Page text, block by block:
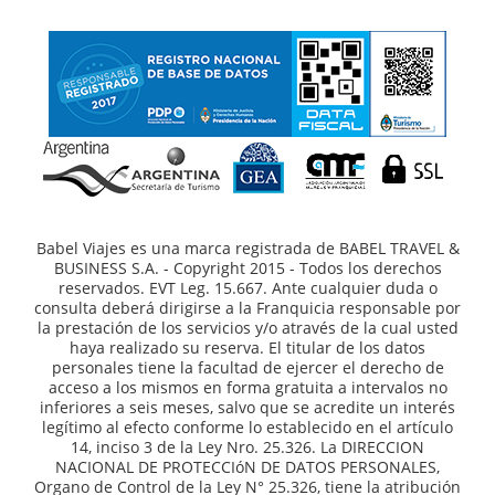
Babel Viajes es una marca registrada de BABEL TRAVEL &
BUSINESS S.A. - Copyright 2015 - Todos los derechos
reservados. EVT Leg. 15.667. Ante cualquier duda o
consulta deberá dirigirse a la Franquicia responsable por
la prestación de los servicios y/o através de la cual usted
haya realizado su reserva. El titular de los datos
personales tiene la facultad de ejercer el derecho de
acceso a los mismos en forma gratuita a intervalos no
inferiores a seis meses, salvo que se acredite un interés
legítimo al efecto conforme lo establecido en el artículo
14, inciso 3 de la Ley Nro. 25.326. La DIRECCION
NACIONAL DE PROTECCIóN DE DATOS PERSONALES,
Organo de Control de la Ley N° 25.326, tiene la atribución